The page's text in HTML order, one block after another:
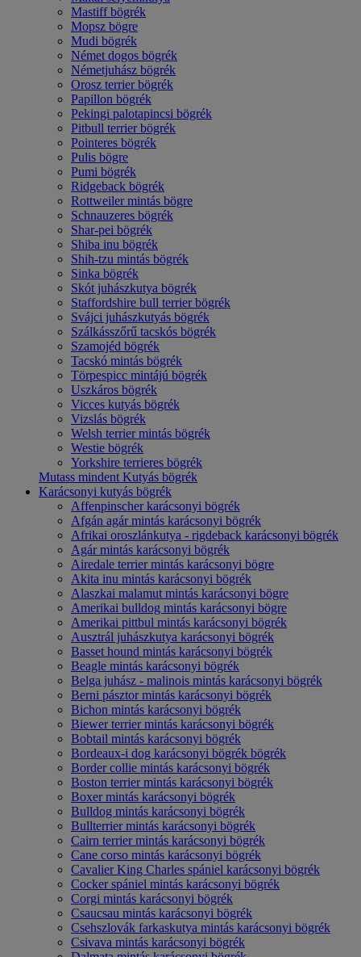
Mastiff bögrék
Mopsz bögre
Mudi bögrék
Német dogos bögrék
Németjuhász bögrék
Orosz terrier bögrék
Papillon bögrék
Pekingi palotapincsi bögrék
Pitbull terrier bögrék
Pointeres bögrék
Pulis bögre
Pumi bögrék
Ridgeback bögrék
Rottweiler mintás bögre
Schnauzeres bögrék
Shar-pei bögrék
Shiba inu bögrék
Shih-tzu mintás bögrék
Sinka bögrék
Skót juhászkutya bögrék
Staffordshire bull terrier bögrék
Svájci juhászkutyás bögrék
Szálkásszőrű tacskós bögrék
Szamojéd bögrék
Tacskó mintás bögrék
Törpespicc mintájú bögrék
Uszkáros bögrék
Vicces kutyás bögrék
Vizslás bögrék
Welsh terrier mintás bögrék
Westie bögrék
Yorkshire terrieres bögrék
Mutass mindent Kutyás bögrék
Karácsonyi kutyás bögrék
Affenpinscher karácsonyi bögrék
Afgán agár mintás karácsonyi bögrék
Afrikai oroszlánkutya - rigdeback karácsonyi bögrék
Agár mintás karácsonyi bögrék
Airedale terrier mintás karácsonyi bögre
Akita inu mintás karácsonyi bögrék
Alaszkai malamut mintás karácsonyi bögre
Amerikai bulldog mintás karácsonyi bögre
Amerikai pittbul mintás karácsonyi bögrék
Ausztrál juhászkutya karácsonyi bögrék
Basset hound mintás karácsonyi bögrék
Beagle mintás karácsonyi bögrék
Belga juhász - malinois mintás karácsonyi bögrék
Berni pásztor mintás karácsonyi bögrék
Bichon mintás karácsonyi bögrék
Biewer terrier mintás karácsonyi bögrék
Bobtail mintás karácsonyi bögrék
Bordeaux-i dog karácsonyi bögrék bögrék
Border collie mintás karácsonyi bögrék
Boston terrier mintás karácsonyi bögrék
Boxer mintás karácsonyi bögrék
Bulldog mintás karácsonyi bögrék
Bullterrier mintás karácsonyi bögrék
Cairn terrier mintás karácsonyi bögrék
Cane corso mintás karácsonyi bögrék
Cavalier King Charles spániel karácsonyi bögrék
Cocker spániel mintás karácsonyi bögrék
Corgi mintás karácsonyi bögrék
Csaucsau mintás karácsonyi bögrék
Csehszlovák farkaskutya mintás karácsonyi bögrék
Csivava mintás karácsonyi bögrék